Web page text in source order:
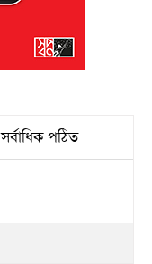
সর্বাধিক পঠিত